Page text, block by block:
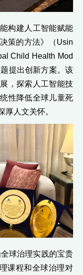
构建人工智能赋能
策的方法》（Usin
Child Health Mod
提出创新方案。该
，探索人工智能技
性降低全球儿童死
人文关怀。
球治理实践的宝贵
课程和全球治理对